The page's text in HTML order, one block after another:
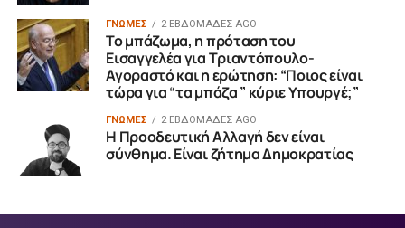
ΓΝΩΜΕΣ 2 ΕΒΔΟΜΆΔΕΣ AGO
Το μπάζωμα, η πρόταση του
Εισαγγελέα για Τριαντόπουλο-
Αγοραστό και η ερώτηση: “Ποιος είναι
τώρα για “τα μπάζα ” κύριε Υπουργέ;”
ΓΝΩΜΕΣ 2 ΕΒΔΟΜΆΔΕΣ AGO
Η Προοδευτική Αλλαγή δεν είναι
σύνθημα. Είναι ζήτημα Δημοκρατίας